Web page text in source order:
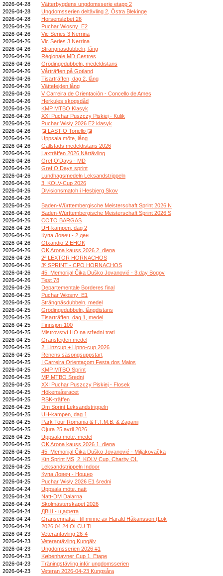
2026-04-28
Vätterbygdens ungdomsserie etapp 2
2026-04-28
Ungdomsserien deltävling 2, Östra Blekinge
2026-04-28
Horsensløbet 26
2026-04-26
Puchar Wiosny_E2
2026-04-26
Vic Series 3 Nerrina
2026-04-26
Vic Series 3 Nerrina
2026-04-26
Strängnäsdubbeln, lång
2026-04-26
Régionale MD Cestres
2026-04-26
Grödingedubbeln, medeldistans
2026-04-26
Vårträffen på Gotland
2026-04-26
Tisarträffen, dag 2, lång
2026-04-26
Vättefejden lång
2026-04-26
V Carreira de Orientación - Concello de Ames
2026-04-26
Herkules skogsdåd
2026-04-26
KMP MTBO Klasyk
2026-04-26
XXI Puchar Puszczy Piskiej - Kulik
2026-04-26
Puchar Wisły 2026 E2 klasyk
2026-04-26
◪ LAST-O Toriello ◪
2026-04-26
Uppsala möte, lång
2026-04-26
Gällstads medeldistans 2026
2026-04-26
Laxträffen 2026 Närtävling
2026-04-26
Gref O'Days - MD
2026-04-26
Gref O Days sprint
2026-04-26
Lundhagsmedeln Leksandstrippeln
2026-04-26
3. KOLV-Cup 2026
2026-04-26
Divisionsmatch i Hesbjerg Skov
2026-04-26
2026-04-26
Baden-Württembergische Meisterschaft Sprint 2026 N
2026-04-26
Baden-Württembergische Meisterschaft Sprint 2026 S
2026-04-26
COTO BARGAS
2026-04-26
UH-kampen, dag 2
2026-04-26
Купа Ловеч - 2 ден
2026-04-26
Otxandio-2.EHOK
2026-04-26
OK Arona kauss 2026 2. diena
2026-04-26
2ª LEXTOR HORNACHOS
2026-04-26
3º SPRINT - CPO HORNACHOS
2026-04-26
45. Memorijal Čika Duško Jovanović - 3.day Bogov
2026-04-26
Test 78
2026-04-26
Departementale Borderes final
2026-04-25
Puchar Wiosny_E1
2026-04-25
Strängnäsdubbeln, medel
2026-04-25
Grödingedubbeln, långdistans
2026-04-25
Tisarträffen, dag 1, medel
2026-04-25
Finnsjön-100
2026-04-25
Mistrovství HO na střední trati
2026-04-25
Gränsfejden medel
2026-04-25
2. Linzcup + Lipno-cup 2026
2026-04-25
Renens säsongsuppstart
2026-04-25
I Carreira Orientaçom Festa dos Maios
2026-04-25
KMP MTBO Sprint
2026-04-25
MP MTBO Średni
2026-04-25
XXI Puchar Puszczy Piskiej - Flosek
2026-04-25
Hökensåsracet
2026-04-25
RSK-träffen
2026-04-25
Dm Sprint Leksandstrippeln
2026-04-25
UH-kampen, dag 1
2026-04-25
Park Tour Romania & F.T.M.B. & Zaganii
2026-04-25
Ojura 25 avril 2026
2026-04-25
Uppsala möte, medel
2026-04-25
OK Arona kauss 2026 1. diena
2026-04-25
45. Memorijal Čika Duško Jovanović - Miljakovačka
2026-04-25
Ktn Sprint MS, 2. KOLV Cup, Charity OL
2026-04-25
Leksandstrippeln Indoor
2026-04-25
Купа Ловеч - Нощно
2026-04-25
Puchar Wisły 2026 E1 średni
2026-04-24
Uppsala möte, natt
2026-04-24
Natt-DM Dalarna
2026-04-24
Skolmästerskapet 2026
2026-04-24
ДВШ - щафета
2026-04-24
Gränsennatta - till minne av Harald Håkansson (Lok
2026-04-24
2026 04 24 OLCU TL
2026-04-23
Veterantävling 26-4
2026-04-23
Veterantävling Kungälv
2026-04-23
Ungdomsserien 2026 #1
2026-04-23
Københavner Cup 1. Etape
2026-04-23
Träningstävling inför ungdomsserien
2026-04-23
Veteran 2026-04-23 Kungsåra